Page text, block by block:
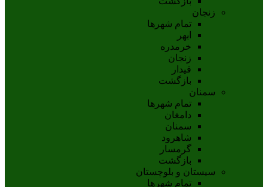
زنجان
تمام شهر‌ها
ابهر
خرمدره
زنجان
قيدار
بازگشت
سمنان
تمام شهر‌ها
دامغان
سمنان
شاهرود
گرمسار
بازگشت
سیستان و بلوچستان
تمام شهر‌ها